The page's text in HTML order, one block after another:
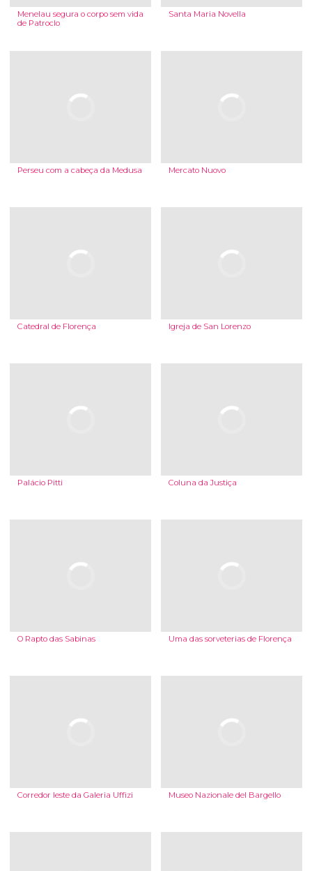
Menelau segura o corpo sem vida
de Patroclo
Santa Maria Novella
Perseu com a cabeça da Medusa Mercato Nuovo
Catedral de Florença Igreja de San Lorenzo
Palácio Pitti Coluna da Justiça
O Rapto das Sabinas Uma das sorveterias de Florença
Corredor leste da Galeria Uffizi Museo Nazionale del Bargello